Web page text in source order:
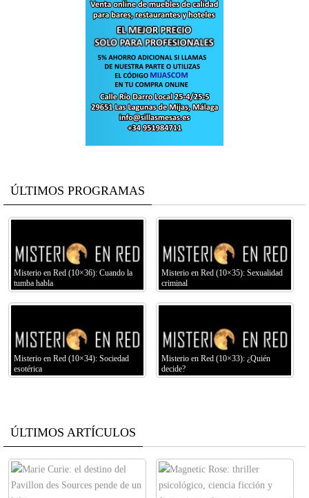
ÚLTIMOS PROGRAMAS
Misterio en Red (10×36): Cuando la
tumba habla
Misterio en Red (10×35): Sexualidad
criminal
Misterio en Red (10×34): Sociedad
esotérica
Misterio en Red (10×33): ¿Quién
decide?
ÚLTIMOS ARTÍCULOS